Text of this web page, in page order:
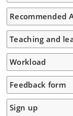
Recommended
Teaching and
Workload
Feedback form
Sign up